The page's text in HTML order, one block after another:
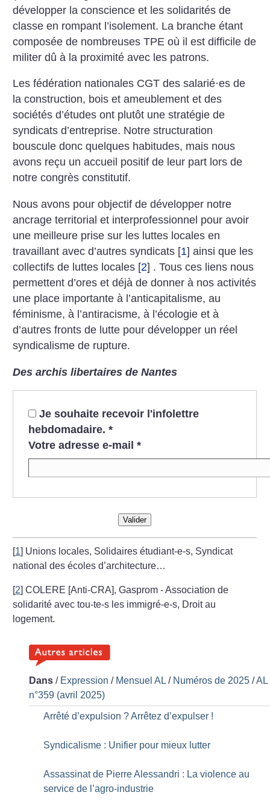
développer la conscience et les solidarités de
classe en rompant l’isolement. La branche étant
composée de nombreuses TPE où il est difficile de
militer dû à la proximité avec les patrons.
Les fédération nationales CGT des salarié·es de
la construction, bois et ameublement et des
sociétés d’études ont plutôt une stratégie de
syndicats d’entreprise. Notre structuration
bouscule donc quelques habitudes, mais nous
avons reçu un accueil positif de leur part lors de
notre congrès constitutif.
Nous avons pour objectif de développer notre
ancrage territorial et interprofessionnel pour avoir
une meilleure prise sur les luttes locales en
travaillant avec d’autres syndicats [1] ainsi que les
collectifs de luttes locales [2] . Tous ces liens nous
permettent d’ores et déjà de donner à nos activités
une place importante à l’anticapitalisme, au
féminisme, à l’antiracisme, à l’écologie et à
d’autres fronts de lutte pour développer un réel
syndicalisme de rupture.
Des archis libertaires de Nantes
Je souhaite recevoir l'infolettre
hebdomadaire. *
Votre adresse e-mail *
Valider
[1] Unions locales, Solidaires étudiant-e-s, Syndicat
national des écoles d’architecture…
[2]COLERE [Anti-CRA], Gasprom - Association de
solidarité avec tou-te-s les immigré-e-s, Droit au
logement.
Dans / Expression / Mensuel AL / Numéros de 2025 /AL
n°359 (avril 2025)
Arrêté d’expulsion ? Arrêtez d’expulser !
Syndicalisme : Unifier pour mieux lutter
Assassinat de Pierre Alessandri : La violence au
service de l’agro-industrie